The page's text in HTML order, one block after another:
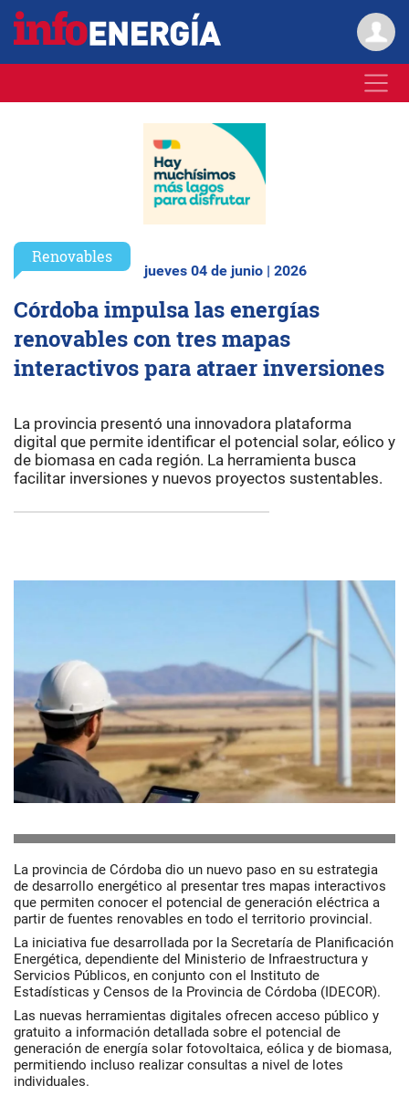
Renovables
jueves 04 de junio | 2026
Córdoba impulsa las energías
renovables con tres mapas
interactivos para atraer inversiones
La provincia presentó una innovadora plataforma
digital que permite identificar el potencial solar, eólico y
de biomasa en cada región. La herramienta busca
facilitar inversiones y nuevos proyectos sustentables.
La provincia de Córdoba dio un nuevo paso en su estrategia
de desarrollo energético al presentar tres mapas interactivos
que permiten conocer el potencial de generación eléctrica a
partir de fuentes renovables en todo el territorio provincial.
La iniciativa fue desarrollada por la Secretaría de Planificación
Energética, dependiente del Ministerio de Infraestructura y
Servicios Públicos, en conjunto con el Instituto de
Estadísticas y Censos de la Provincia de Córdoba (IDECOR).
Las nuevas herramientas digitales ofrecen acceso público y
gratuito a información detallada sobre el potencial de
generación de energía solar fotovoltaica, eólica y de biomasa,
permitiendo incluso realizar consultas a nivel de lotes
individuales.